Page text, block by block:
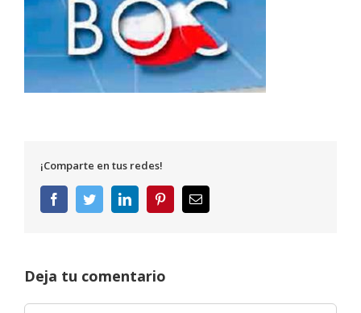
¡Comparte en tus redes!
FacebookTwitterLinkedInPinterestCorreo
electrónico
Deja tu comentario